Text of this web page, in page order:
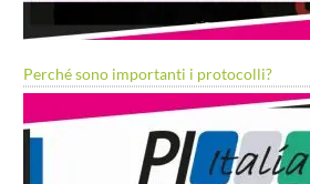
Perché sono importanti i protocolli?